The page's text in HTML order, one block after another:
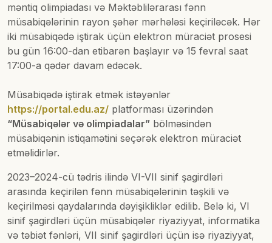
məntiq olimpiadası və Məktəblilərarası fənn
müsabiqələrinin rayon şəhər mərhələsi keçiriləcək. Hər
iki müsabiqədə iştirak üçün elektron müraciət prosesi
bu gün 16:00-dan etibarən başlayır və 15 fevral saat
17:00-a qədər davam edəcək.
Müsabiqədə iştirak etmək istəyənlər
https://portal.edu.az/ platforması üzərindən
“Müsabiqələr və olimpiadalar” bölməsindən
müsabiqənin istiqamətini seçərək elektron müraciət
etməlidirlər.
2023–2024-cü tədris ilində VI-VII sinif şagirdləri
arasında keçirilən fənn müsabiqələrinin təşkili və
keçirilməsi qaydalarında dəyişikliklər edilib. Belə ki, VI
sinif şagirdləri üçün müsabiqələr riyaziyyat, informatika
və təbiət fənləri, VII sinif şagirdləri üçün isə riyaziyyat,